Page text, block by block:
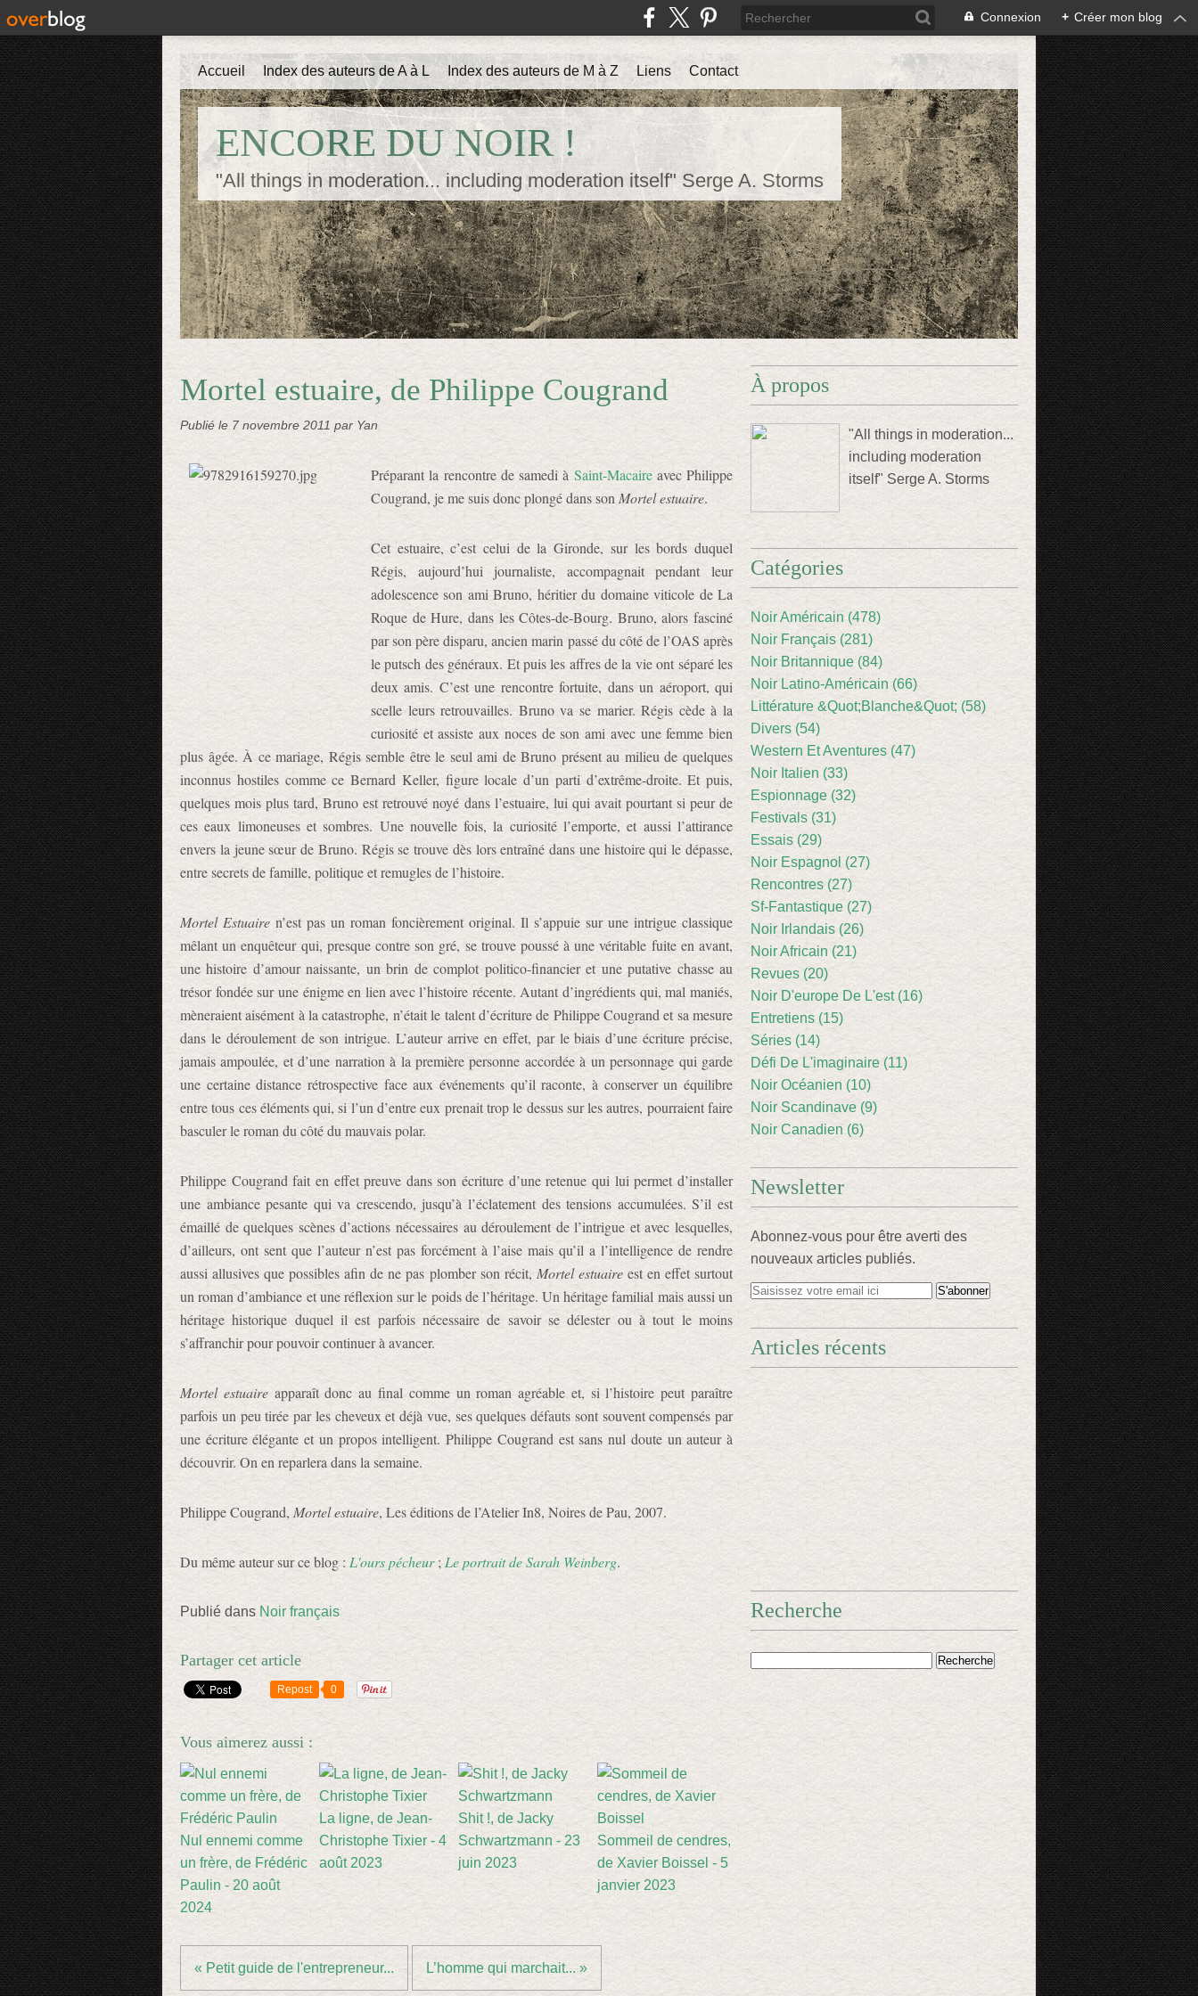
Connexion + Créer mon blog
ENCORE DU NOIR !
"All things in moderation... including moderation itself" Serge A. Storms
Accueil Index des auteurs de A à L Index des auteurs de M à Z Liens Contact
Mortel estuaire, de Philippe Cougrand
Publié le 7 novembre 2011 par Yan
Préparant la rencontre de samedi à Saint-Macaireavec Philippe
Cougrand, je me suis donc plongé dans son Mortel estuaire.
Cet estuaire, c’est celui de la Gironde, sur les bords duquel
Régis, aujourd’hui journaliste, accompagnait pendant leur
adolescence son ami Bruno, héritier du domaine viticole de La
Roque de Hure, dans les Côtes-de-Bourg. Bruno, alors fasciné
par son père disparu, ancien marin passé du côté de l’OAS après
le putsch des généraux. Et puis les affres de la vie ont séparé les
deux amis. C’est une rencontre fortuite, dans un aéroport, qui
scelle leurs retrouvailles. Bruno va se marier. Régis cède à la
curiosité et assiste aux noces de son ami avec une femme bien
plus âgée. À ce mariage, Régis semble être le seul ami de Bruno présent au milieu de quelques
inconnus hostiles comme ce Bernard Keller, figure locale d’un parti d’extrême-droite. Et puis,
quelques mois plus tard, Bruno est retrouvé noyé dans l’estuaire, lui qui avait pourtant si peur de
ces eaux limoneuses et sombres. Une nouvelle fois, la curiosité l’emporte, et aussi l’attirance
envers la jeune sœur de Bruno. Régis se trouve dès lors entraîné dans une histoire qui le dépasse,
entre secrets de famille, politique et remugles de l’histoire.
Mortel Estuaire n’est pas un roman foncièrement original. Il s’appuie sur une intrigue classique
mêlant un enquêteur qui, presque contre son gré, se trouve poussé à une véritable fuite en avant,
une histoire d’amour naissante, un brin de complot politico-financier et une putative chasse au
trésor fondée sur une énigme en lien avec l’histoire récente. Autant d’ingrédients qui, mal maniés,
mèneraient aisément à la catastrophe, n’était le talent d’écriture de Philippe Cougrand et sa mesure
dans le déroulement de son intrigue. L’auteur arrive en effet, par le biais d’une écriture précise,
jamais ampoulée, et d’une narration à la première personne accordée à un personnage qui garde
une certaine distance rétrospective face aux événements qu’il raconte, à conserver un équilibre
entre tous ces éléments qui, si l’un d’entre eux prenait trop le dessus sur les autres, pourraient faire
basculer le roman du côté du mauvais polar.
Philippe Cougrand fait en effet preuve dans son écriture d’une retenue qui lui permet d’installer
une ambiance pesante qui va crescendo, jusqu’à l’éclatement des tensions accumulées. S’il est
émaillé de quelques scènes d’actions nécessaires au déroulement de l’intrigue et avec lesquelles,
d’ailleurs, ont sent que l’auteur n’est pas forcément à l’aise mais qu’il a l’intelligence de rendre
aussi allusives que possibles afin de ne pas plomber son récit, Mortel estuaireest en effet surtout
un roman d’ambiance et une réflexion sur le poids de l’héritage. Un héritage familial mais aussi un
héritage historique duquel il est parfois nécessaire de savoir se délester ou à tout le moins
s’affranchir pour pouvoir continuer à avancer.
Mortel estuaireapparaît donc au final comme un roman agréable et, si l’histoire peut paraître
parfois un peu tirée par les cheveux et déjà vue, ses quelques défauts sont souvent compensés par
une écriture élégante et un propos intelligent. Philippe Cougrand est sans nul doute un auteur à
découvrir. On en reparlera dans la semaine.
Philippe Cougrand, Mortel estuaire, Les éditions de l’Atelier In8, Noires de Pau, 2007.
Du même auteur sur ce blog : L'ours pécheur; Le portrait de Sarah Weinberg.
Publié dans Noir français
Partager cet article
Repost 0
Vous aimerez aussi :
Nul ennemi comme
un frère, de Frédéric
Paulin - 20 août
2024
La ligne, de Jean-
Christophe Tixier - 4
août 2023
Shit !, de Jacky
Schwartzmann - 23
juin 2023
Sommeil de cendres,
de Xavier Boissel - 5
janvier 2023
« Petit guide de l'entrepreneur... L’homme qui marchait... »
À propos
"All things in moderation...
including moderation
itself" Serge A. Storms
Catégories
Noir Américain (478)
Noir Français (281)
Noir Britannique (84)
Noir Latino-Américain (66)
Littérature &Quot;Blanche&Quot; (58)
Divers (54)
Western Et Aventures (47)
Noir Italien (33)
Espionnage (32)
Festivals (31)
Essais (29)
Noir Espagnol (27)
Rencontres (27)
Sf-Fantastique (27)
Noir Irlandais (26)
Noir Africain (21)
Revues (20)
Noir D'europe De L'est (16)
Entretiens (15)
Séries (14)
Défi De L'imaginaire (11)
Noir Océanien (10)
Noir Scandinave (9)
Noir Canadien (6)
Newsletter
Abonnez-vous pour être averti des
nouveaux articles publiés.
Articles récents
Recherche